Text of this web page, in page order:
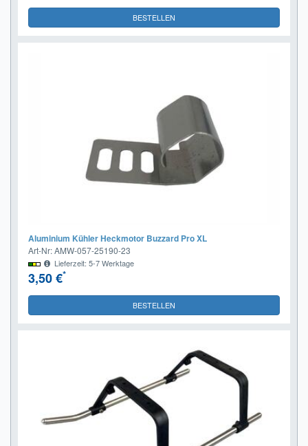
BESTELLEN
Aluminium Kühler Heckmotor Buzzard Pro XL
Art-Nr: AMW-057-25190-23
Lieferzeit: 5-7 Werktage
3,50 €*
BESTELLEN